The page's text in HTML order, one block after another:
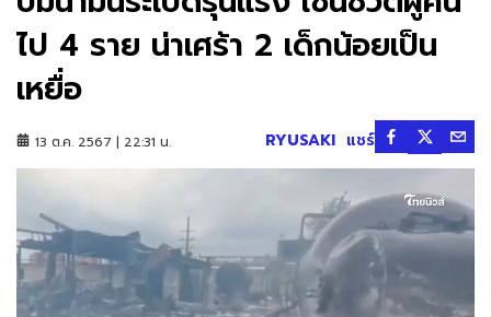
ไป 4 ราย น่าเศร้า 2 เด็กน้อยเป็น
เหยื่อ
13 ต.ค. 2567 | 22:31 น. RYUSAKI แชร์